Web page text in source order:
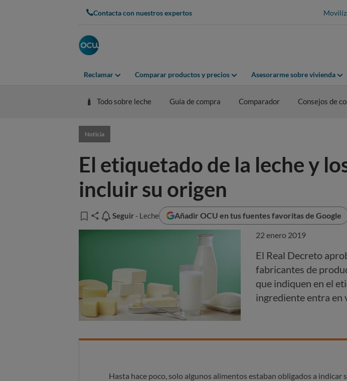
Contacta con nuestros expertos
Reclamar Comparar productos y precios Asesorarme sobre vivienda
Todo sobre leche Guía de compra Comparador Consejos de
Noticia
El etiquetado de la leche y
incluir su origen
Seguir
Seguir - Leche Añadir OCU en tus fuentes favoritas de Google
22 enero 2019
El Real Decreto
fabricantes de
que indiquen en el
ingrediente entra en
Hasta hace poco, solo algunos alimentos estaban obligados a indicar